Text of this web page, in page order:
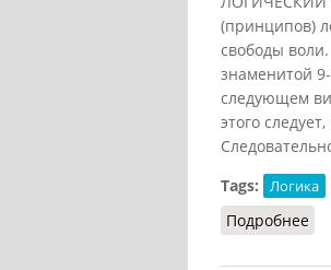
(принципов)
свободы
знаменитой
следующем
этого
Tags:
Логика
Подробнее